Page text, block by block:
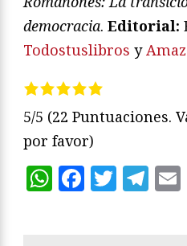
democracia. Editorial:
Todostuslibros y
5/5 (22 Puntuaciones.
por favor)
WhatsApp